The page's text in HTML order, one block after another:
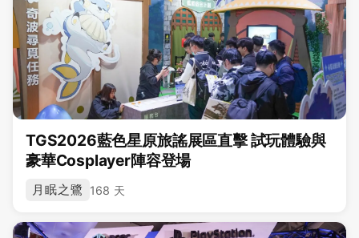
TGS2026藍色星原旅謠展區直擊 試玩體驗與
豪華Cosplayer陣容登場
月眠之鷺 168 天